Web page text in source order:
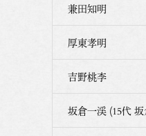
兼田知明
厚東孝明
吉野桃李
坂倉一渓 (15代